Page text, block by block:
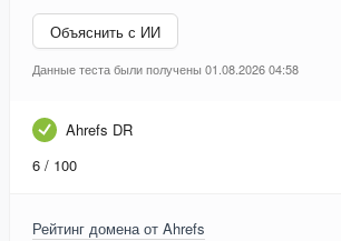
Объяснить с ИИ
Данные теста были получены 01.08.2026 04:58
Ahrefs DR
6 / 100
Рейтинг домена от Ahrefs